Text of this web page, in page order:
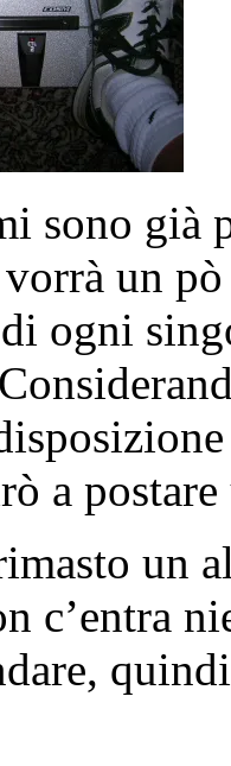
sono già
un
ogni
a
un
c’entra